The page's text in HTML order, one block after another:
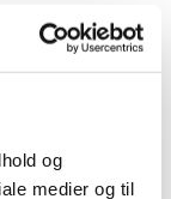
og
medier og til
i Hellig
i Brorsons
i Hellig
i Brorsons